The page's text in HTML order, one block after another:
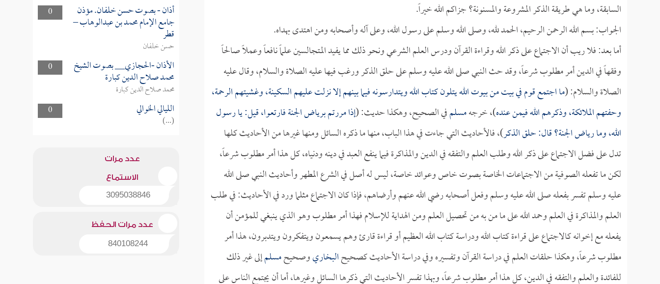
السابقة، وما هي طريقة الذكر المشروعة والمسنونة؟ جزاكم الله خيراً.
الجواب: بسم الله الرحمن الرحيم، الحمد لله، وصلى الله وسلم على رسول الله، وعلى آله وأصحابه ومن اهتدى بهداه.
أما بعد: فلا ريب أن الاجتماع على ذكر الله وقراءة القرآن ودرس العلم الشرعي ونحو ذلك مما يفيد المتجالسين علماً نافعاً وعملاً صالحاً
وفقهاً في الدين أمر مطلوب شرعاً، وقد حث النبي صلى الله عليه وسلم على حلق الذكر ورغب فيها عليه الصلاة والسلام، وقال عليه
الصلاة والسلام: (ما اجتمع قوم في بيت من بيوت الله يتلون كتاب الله ويتدارسونه فيما بينهم إلا نزلت عليهم السكينة، وغشيتهم الرحمة،
وحفتهم الملائكة، وذكرهم الله فيمن عنده)، خرجهمسلمفي الصحيح، وهكذا حديث: (إذا مررتم برياض الجنة فارتعوا، قيل: يا رسول
الله، وما رياض الجنة؟ قال: حلق الذكر)، فالأحاديث التي جاءت في هذا الباب، منها ما ذكره السائل ومنها غيرها من الأحاديث كلها
تدل على فضل الاجتماع على ذكر الله وطلب العلم والتفقه في الدين والمذاكرة فيما ينفع العبد في دينه ودنياه، كل هذا أمر مطلوب شرعاً،
لكن ما تفعله الصوفية من الاجتماعات الخاصة بصوت خاص وعوائد خاصة، ليس له أصل في الشرع المطهر وأحاديث النبي صلى الله
عليه وسلم تفسر بفعله صلى الله عليه وسلم وفعل أصحابه رضي الله عنهم وأرضاهم، فإذا كان الاجتماع مثلما ورد في الأحاديث: في طلب
العلم والمذاكرة في العلم وحمد الله على ما من به من تحصيل العلم ومن الهداية للإسلام فهذا أمر مطلوب وهو الذي ينبغي للمؤمن أن
يفعله مع إخوانه كالاجتماع على قراءة كتاب الله ودراسة كتاب الله العظيم أو قراءة قارئ وهم يسمعون ويتفكرون ويتدبرون، هذا أمر
مطلوب شرعاً، وهكذا حلقات العلم في دراسة القرآن وتفسيره وفي دراسة الأحاديث كصحيحالبخاريوصحيحمسلمإلى غير ذلك
للفائدة والعلم والتفقه في الدين، كل هذا أمر مطلوب شرعاً، وبهذا تفسر الأحاديث التي ذكرها السائل وغيرها، أما أن يجتمع الناس على
0
أذان - بصوت حسن خلفان. مؤذن
جامع الإمام محمد بن عبدالوهاب –
قطر
حسن خلفان
0
الأذان -الحجازي__ بصوت الشيخ
محمد صلاح الدين كبارة
محمد صلاح الدين كبارة
0
الليالي الخوالي
(...)
عدد مرات
الاستماع
3095038846
عدد مرات الحفظ
840108244